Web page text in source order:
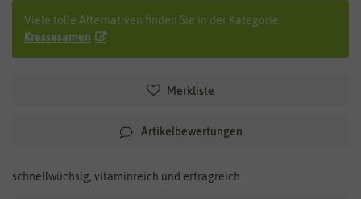
Viele tolle Alternativen finden Sie in der Kategorie:
Kressesamen
Merkliste
Artikelbewertungen
schnellwüchsig, vitaminreich und ertragreich